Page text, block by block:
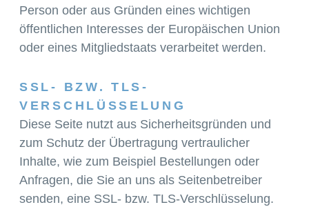
Person oder aus Gründen eines wichtigen
öffentlichen Interesses der Europäischen Union
oder eines Mitgliedstaats verarbeitet werden.
SSL- BZW. TLS-
VERSCHLÜSSELUNG
Diese Seite nutzt aus Sicherheitsgründen und
zum Schutz der Übertragung vertraulicher
Inhalte, wie zum Beispiel Bestellungen oder
Anfragen, die Sie an uns als Seitenbetreiber
senden, eine SSL- bzw. TLS-Verschlüsselung.